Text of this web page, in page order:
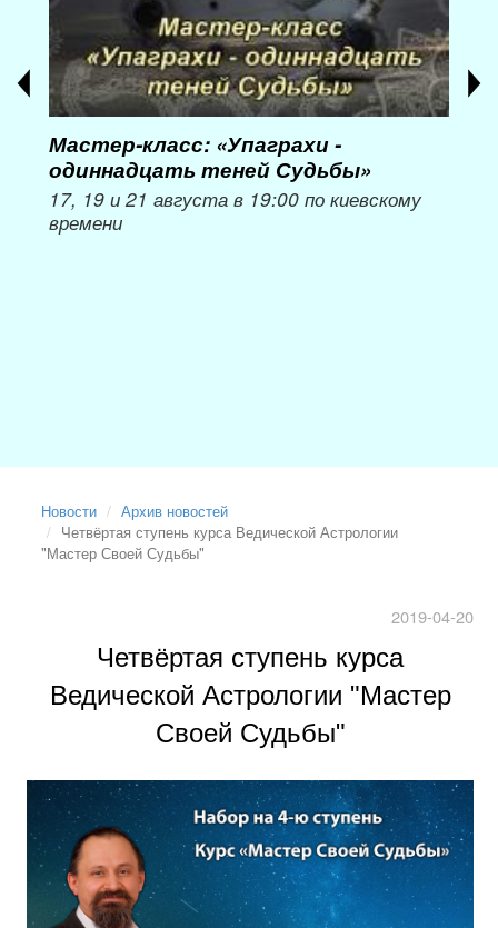
Мастер-класс: «Упаграхи -
одиннадцать теней Судьбы»
17, 19 и 21 августа в 19:00 по киевскому
времени
Новости
Архив новостей
Четвёртая ступень курса Ведической Астрологии
"Мастер Своей Судьбы"
2019-04-20
Четвёртая ступень курса
Ведической Астрологии "Мастер
Своей Судьбы"